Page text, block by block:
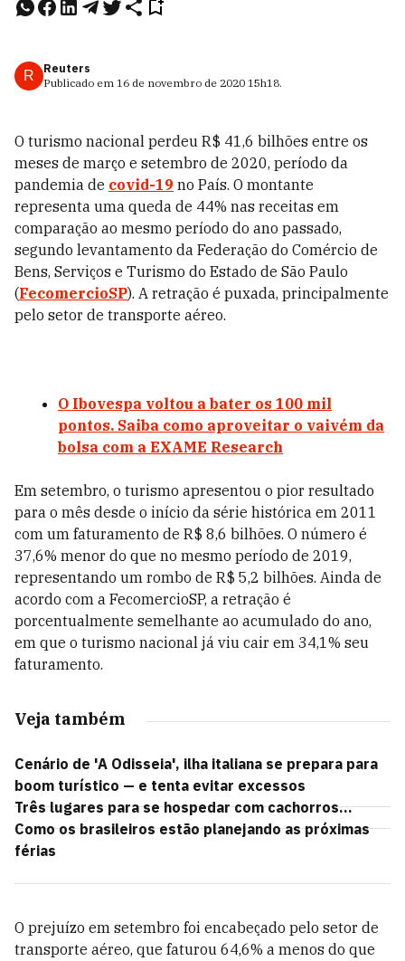
R
Reuters
Publicado em 16 de novembro de 2020 15h18.
O turismo nacional perdeu R$ 41,6 bilhões entre os
meses de março e setembro de 2020, período da
pandemia de covid-19 no País. O montante
representa uma queda de 44% nas receitas em
comparação ao mesmo período do ano passado,
segundo levantamento da Federação do Comércio de
Bens, Serviços e Turismo do Estado de São Paulo
(FecomercioSP). A retração é puxada, principalmente
pelo setor de transporte aéreo.
O Ibovespa voltou a bater os 100 mil
pontos. Saiba como aproveitar o vaivém da
bolsa com a EXAME Research
Em setembro, o turismo apresentou o pior resultado
para o mês desde o início da série histórica em 2011
com um faturamento de R$ 8,6 bilhões. O número é
37,6% menor do que no mesmo período de 2019,
representando um rombo de R$ 5,2 bilhões. Ainda de
acordo com a FecomercioSP, a retração é
porcentualmente semelhante ao acumulado do ano,
em que o turismo nacional já viu cair em 34,1% seu
faturamento.
Veja também
Cenário de 'A Odisseia', ilha italiana se prepara para
boom turístico — e tenta evitar excessos
Três lugares para se hospedar com cachorros...
Como os brasileiros estão planejando as próximas
férias
O prejuízo em setembro foi encabeçado pelo setor de
transporte aéreo, que faturou 64,6% a menos do que